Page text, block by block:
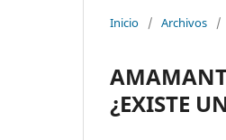
Inicio / Archivos /
¿EXISTE